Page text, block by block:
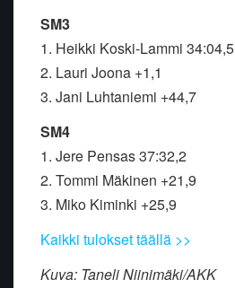
SM3
1. Heikki Koski-Lammi 34:04,5
2. Lauri Joona +1,1
3. Jani Luhtaniemi +44,7
SM4
1. Jere Pensas 37:32,2
2. Tommi Mäkinen +21,9
3. Miko Kiminki +25,9
Kaikki tulokset täällä >>
Kuva: Taneli Niinimäki/AKK